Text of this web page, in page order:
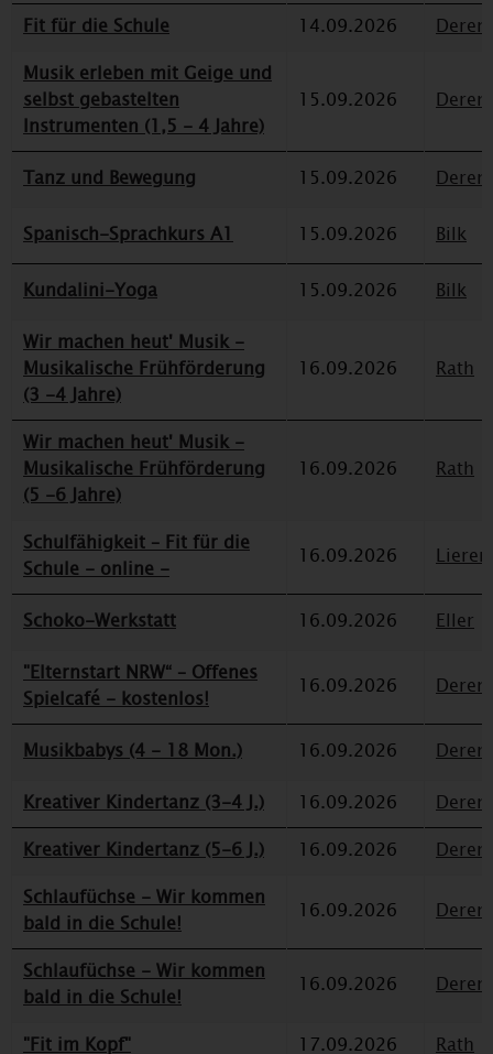
Fit für die Schule 14.09.2026
Musik erleben mit Geige und
selbst gebastelten
Instrumenten (1,5 - 4 Jahre)
15.09.2026
Tanz und Bewegung 15.09.2026
Spanisch-Sprachkurs A1 15.09.2026 Bilk
Kundalini-Yoga 15.09.2026
Bilk
Wir machen heut' Musik -
Musikalische Frühförderung
(3 -4 Jahre)
16.09.2026 Rath
Wir machen heut' Musik -
Musikalische Frühförderung
(5 -6 Jahre)
16.09.2026 Rath
Schulfähigkeit – Fit für die
Schule - online -
16.09.2026
Schoko-Werkstatt 16.09.2026
Eller
"Elternstart NRW“ – Offenes
Spielcafé - kostenlos!
16.09.2026
Musikbabys (4 - 18 Mon.) 16.09.2026
Kreativer Kindertanz (3-4 J.)
16.09.2026
Kreativer Kindertanz (5-6 J.)
16.09.2026
Schlaufüchse - Wir kommen
bald in die Schule!
16.09.2026
Schlaufüchse - Wir kommen
bald in die Schule!
16.09.2026
"Fit im Kopf" 17.09.2026
Rath